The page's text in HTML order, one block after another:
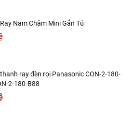
Nam Châm Mini Gắn Tủ
ray đèn rọi Panasonic CON-2-180-
2-180-B88